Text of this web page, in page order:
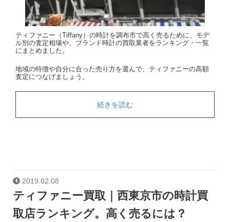
ティファニー（Tiffany）の時計を調布市で高く売るために、モデ
ル別の査定相場や、ブランド時計の買取業者をランキング・一覧
にまとめました。
地域の特徴や自分に合った売り方を選んで、ティファニーの高額
査定につなげましょう。
続きを読む
2019.02.08
ティファニー買取｜西東京市の時計買
取店ランキング。高く売るには？